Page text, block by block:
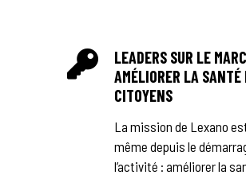
LEADERS SUR LE
AMÉLIORER LA SANTÉ
CITOYENS
La mission de Lexano
même depuis le
l’activité : améliorer la